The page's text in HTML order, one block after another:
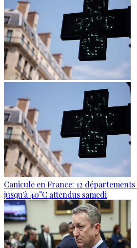
Canicule en France: 12
jusqu'à 40°C attendus samedi